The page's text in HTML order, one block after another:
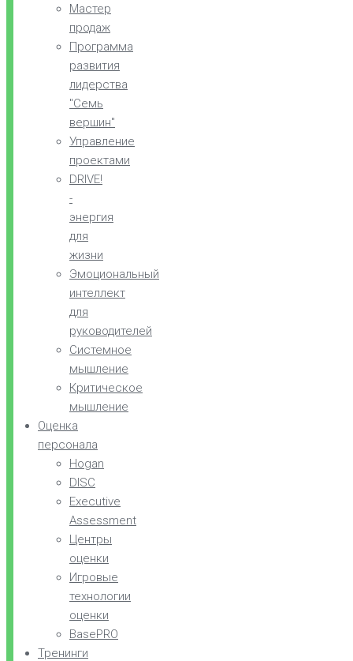
Мастер
продаж
Программа
развития
лидерства
"Семь
вершин"
Управление
проектами
DRIVE!
-
энергия
для
жизни
Эмоциональный
интеллект
для
руководителей
Системное
мышление
Критическое
мышление
Оценка
персонала
Hogan
DISC
Executive
Assessment
Центры
оценки
Игровые
технологии
оценки
BasePRO
Тренинги